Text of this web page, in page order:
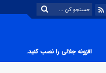
افزونه جلالی را نصب کنید.